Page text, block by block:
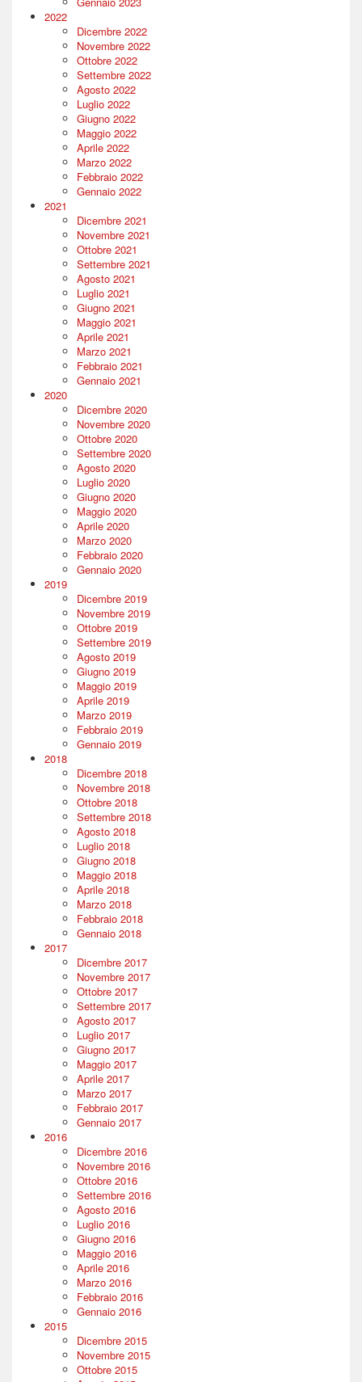
2022
Dicembre 2022
Novembre 2022
Ottobre 2022
Settembre 2022
Agosto 2022
Luglio 2022
Giugno 2022
Maggio 2022
Aprile 2022
Marzo 2022
Febbraio 2022
Gennaio 2022
2021
Dicembre 2021
Novembre 2021
Ottobre 2021
Settembre 2021
Agosto 2021
Luglio 2021
Giugno 2021
Maggio 2021
Aprile 2021
Marzo 2021
Febbraio 2021
Gennaio 2021
2020
Dicembre 2020
Novembre 2020
Ottobre 2020
Settembre 2020
Agosto 2020
Luglio 2020
Giugno 2020
Maggio 2020
Aprile 2020
Marzo 2020
Febbraio 2020
Gennaio 2020
2019
Dicembre 2019
Novembre 2019
Ottobre 2019
Settembre 2019
Agosto 2019
Giugno 2019
Maggio 2019
Aprile 2019
Marzo 2019
Febbraio 2019
Gennaio 2019
2018
Dicembre 2018
Novembre 2018
Ottobre 2018
Settembre 2018
Agosto 2018
Luglio 2018
Giugno 2018
Maggio 2018
Aprile 2018
Marzo 2018
Febbraio 2018
Gennaio 2018
2017
Dicembre 2017
Novembre 2017
Ottobre 2017
Settembre 2017
Agosto 2017
Luglio 2017
Giugno 2017
Maggio 2017
Aprile 2017
Marzo 2017
Febbraio 2017
Gennaio 2017
2016
Dicembre 2016
Novembre 2016
Ottobre 2016
Settembre 2016
Agosto 2016
Luglio 2016
Giugno 2016
Maggio 2016
Aprile 2016
Marzo 2016
Febbraio 2016
Gennaio 2016
2015
Dicembre 2015
Novembre 2015
Ottobre 2015